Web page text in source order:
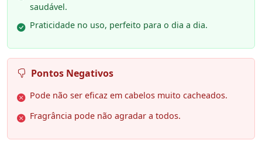
saudável.
Praticidade no uso, perfeito para o dia a dia.
Pontos Negativos
Pode não ser eficaz em cabelos muito cacheados.
Fragrância pode não agradar a todos.